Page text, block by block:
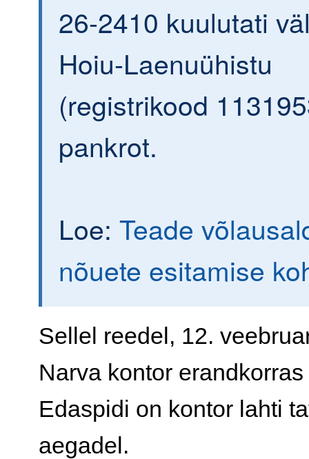
26-2410 kuulutati
Hoiu-Laenuühistu
(registrikood
pankrot.
Loe: Teade
nõuete esitamise
Sellel reedel, 12.
Narva kontor
Edaspidi on kontor lahti
aegadel.